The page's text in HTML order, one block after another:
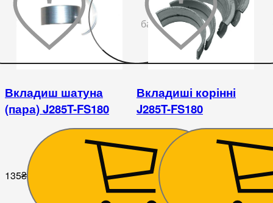
До
бажаного
Вкладиш шатуна
(пара) J285T-FS180
135₴
Вкладиші корінні
J285T-FS180
518₴